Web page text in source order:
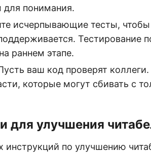
понимания.
исчерпывающие тесты, чтобы
Тестирование
раннем этапе.
ваш код проверят коллеги.
которые могут сбивать с
для улучшения
инструкций по улучшению